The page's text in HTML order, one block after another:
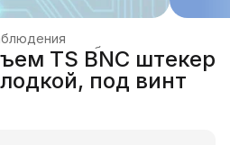
видеонаблюдения
TS BNC штекер
под винт